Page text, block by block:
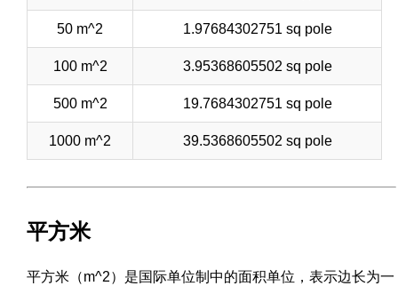
50 m^2 1.97684302751 sq pole
100 m^2 3.95368605502 sq pole
500 m^2 19.7684302751 sq pole
1000 m^2 39.5368605502 sq pole
平方米
平方米（m^2）是国际单位制中的面积单位，表示边长为一